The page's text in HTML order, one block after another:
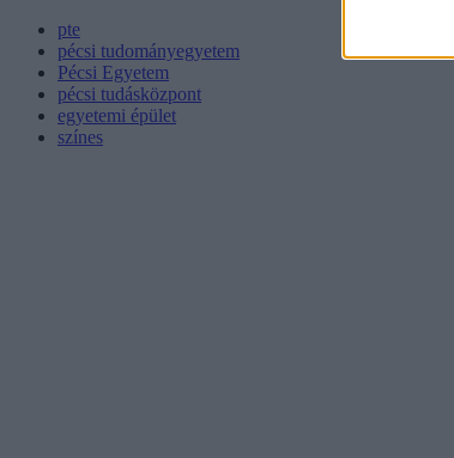
pte
pécsi tudományegyetem
Pécsi Egyetem
pécsi tudásközpont
egyetemi épület
színes